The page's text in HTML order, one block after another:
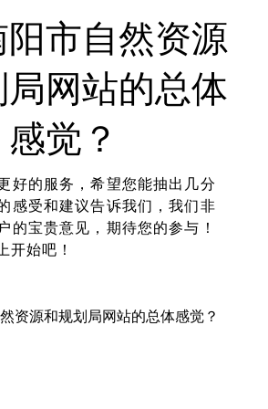
市自然资源
网站的总体
感觉？
好的服务，希望您能抽出几分
感受和建议告诉我们，我们非
的宝贵意见，期待您的参与！
资源和规划局网站的总体感觉？